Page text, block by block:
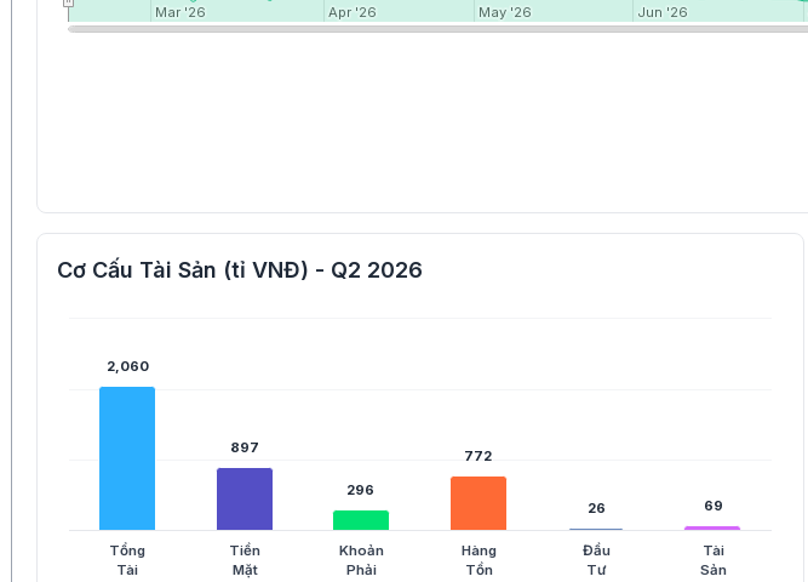
Mar '26
Mar '26 Apr '26
Apr '26 May '26
May '26 Jun '26
Jun '26
Cơ Cấu Tài Sản (tỉ VNĐ) - Q2 2026
2,060
2,060
897
897
296
296
772
772
26
26 69
69
Tổng
Tài
Tiền
Mặt
Khoản
Phải
Hàng
Tồn
Đầu
Tư
Tài
Sản